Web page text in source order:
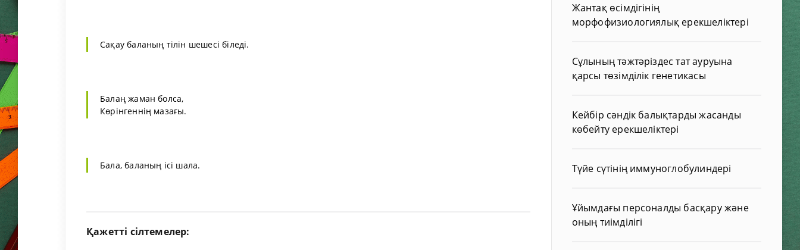
Сақау баланың тілін шешесі біледі.
Балаң жаман болса,
Көрінгеннің мазағы.
Бала, баланың ісі шала.
Қажетті сілтемелер:
Жантақ өсімдігінің
морфофизиологиялық ерекшеліктері
Сұлының тәжтәріздес тат ауруына
қарсы төзімділік генетикасы
Кейбір сәндік балықтарды жасанды
көбейту ерекшеліктері
Түйе сүтінің иммуноглобулиндері
Ұйымдағы персоналды басқару және
оның тиімділігі